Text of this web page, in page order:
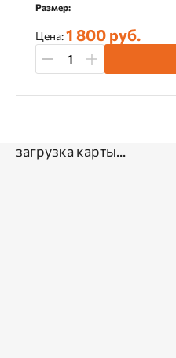
Размер:
Цена:1 800 руб.
загрузка карты...